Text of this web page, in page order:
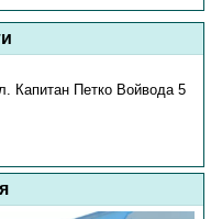
Капитан Петко Войвода 5